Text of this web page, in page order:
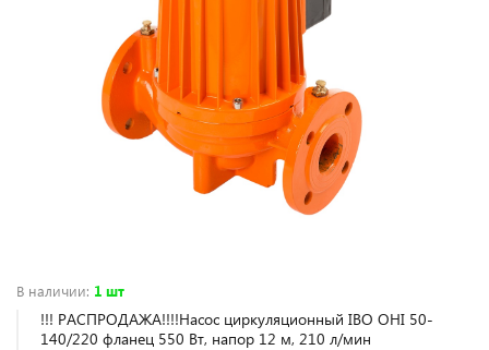
В наличии: 1 шт
!!! РАСПРОДАЖА!!!!Насос циркуляционный IBO OHI 50-
140/220 фланец 550 Вт, напор 12 м, 210 л/мин